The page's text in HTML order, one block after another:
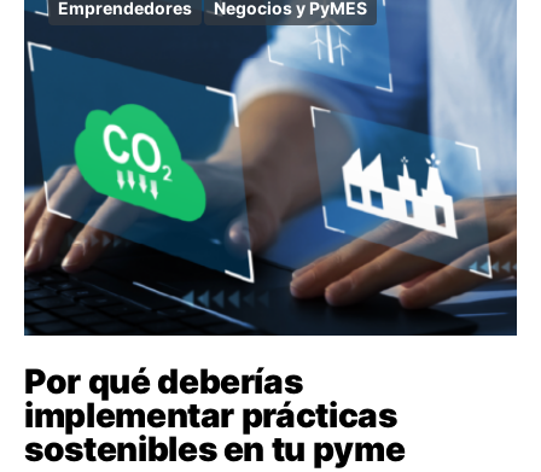
Emprendedores Negocios y PyMES
Por qué deberías
implementar prácticas
sostenibles en tu pyme